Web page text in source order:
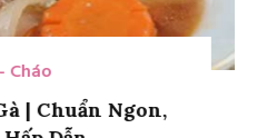
Bột Năng Đơn